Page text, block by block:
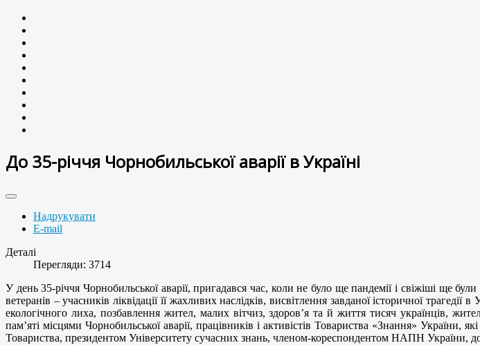
До 35-річчя Чорнобильської аварії в Україні
Надрукувати
E-mail
Деталі
Перегляди: 3714
У день 35-річчя Чорнобильської аварії, пригадався час, коли не було ще пандемії і свіжіші ще
ветеранів – учасників ліквідації її жахливих наслідків, висвітлення завданої історичної
екологічного лиха, позбавлення жител, малих вітчиз, здоров’я та й життя тисяч українців,
пам’яті місцями Чорнобильської аварії, працівників і активістів Товариства «Знання»
Товариства, президентом Університету сучасних знань, членом-кореспондентом НАПН України,